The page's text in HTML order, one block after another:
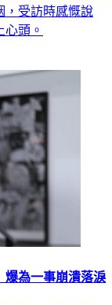
，受訪時感慨說
心頭。
為一事崩潰落淚